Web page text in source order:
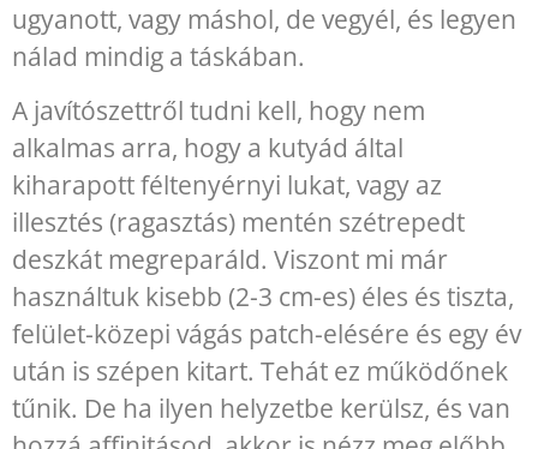
ugyanott, vagy máshol, de vegyél, és legyen
nálad mindig a táskában.
A javítószettről tudni kell, hogy nem
alkalmas arra, hogy a kutyád által
kiharapott féltenyérnyi lukat, vagy az
illesztés (ragasztás) mentén szétrepedt
deszkát megreparáld. Viszont mi már
használtuk kisebb (2-3 cm-es) éles és tiszta,
felület-közepi vágás patch-elésére és egy év
után is szépen kitart. Tehát ez működőnek
tűnik. De ha ilyen helyzetbe kerülsz, és van